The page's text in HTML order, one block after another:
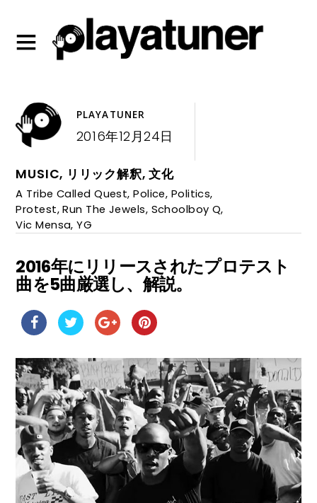
PLAYATUNER
2016年12月24日
MUSIC, リリック解釈,文化
A Tribe Called Quest,Police, Politics,
Protest,Run The Jewels, Schoolboy Q,
Vic Mensa,YG
2016年にリリースされたプロテスト
曲を5曲厳選し、解説。